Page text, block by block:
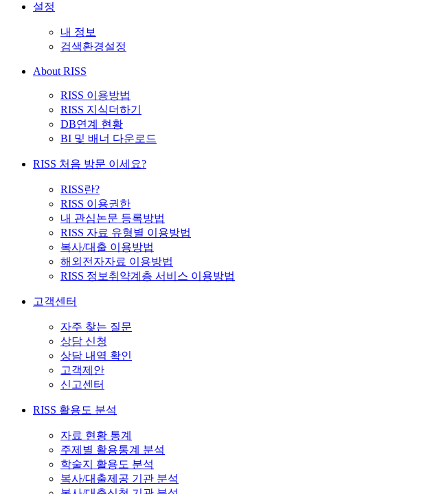
설정
내 정보
검색환경설정
About RISS
RISS 이용방법
RISS 지식더하기
DB연계 현황
BI 및 배너 다운로드
RISS 처음 방문 이세요?
RISS란?
RISS 이용권한
내 관심논문 등록방법
RISS 자료 유형별 이용방법
복사/대출 이용방법
해외전자자료 이용방법
RISS 정보취약계층 서비스 이용방법
고객센터
자주 찾는 질문
상담 신청
상담 내역 확인
고객제안
신고센터
RISS 활용도 분석
자료 현황 통계
주제별 활용통계 분석
학술지 활용도 분석
복사/대출제공 기관 분석